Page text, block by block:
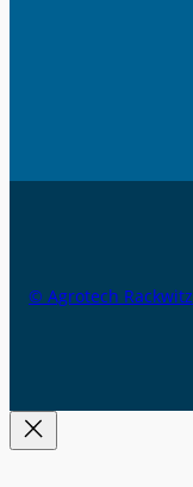
© Agrotech Rackwitz